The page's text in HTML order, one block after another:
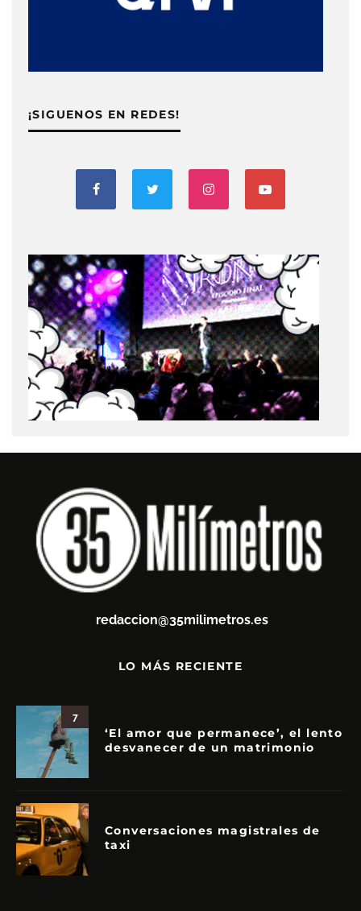
¡SIGUENOS EN REDES!
redaccion@35milimetros.es
LO MÁS RECIENTE
7
‘El amor que permanece’, el lento
desvanecer de un matrimonio
Conversaciones magistrales de
taxi